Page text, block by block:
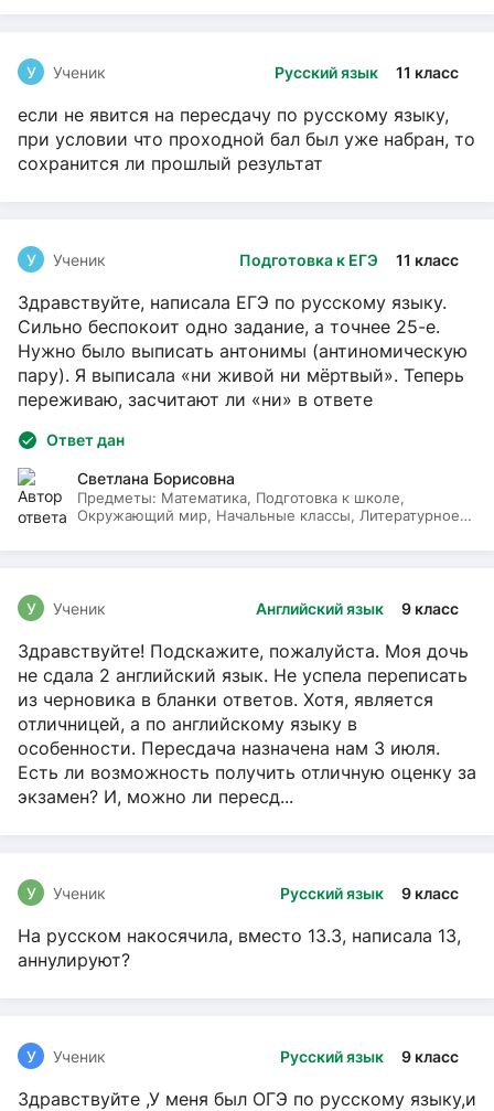
Русский язык 11 класс
У Ученик
если не явится на пересдачу по русскому языку,
при условии что проходной бал был уже набран, то
сохранится ли прошлый результат
Подготовка к ЕГЭ 11 класс
У Ученик
Здравствуйте, написала ЕГЭ по русскому языку.
Сильно беспокоит одно задание, а точнее 25-е.
Нужно было выписать антонимы (антиномическую
пару). Я выписала «ни живой ни мёртвый». Теперь
переживаю, засчитают ли «ни» в ответе
Ответ дан
Светлана Борисовна
Предметы: Математика, Подготовка к школе,
Окружающий мир, Начальные классы, Литературное
Английский язык 9 класс
У Ученик
Здравствуйте! Подскажите, пожалуйста. Моя дочь
не сдала 2 английский язык. Не успела переписать
из черновика в бланки ответов. Хотя, является
отличницей, а по английскому языку в
особенности. Пересдача назначена нам 3 июля.
Есть ли возможность получить отличную оценку за
экзамен? И, можно ли пересд...
Русский язык 9 класс
У Ученик
На русском накосячила, вместо 13.3, написала 13,
аннулируют?
Русский язык 9 класс
У Ученик
Здравствуйте ,У меня был ОГЭ по русскому языку,и